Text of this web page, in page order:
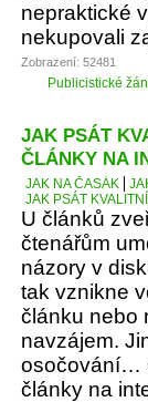
nepraktické
nekupovali
Zobrazení: 52481
Publicistické
JAK PSÁT
ČLÁNKY NA
JAK NA ČASÁK
JAK PSÁT
U článků
čtenářům
názory v
tak vznikne
článku nebo
navzájem.
osočování…
články na